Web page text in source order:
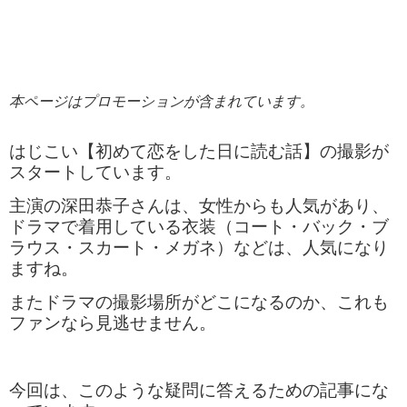
本ページはプロモーションが含まれています。
はじこい【初めて恋をした日に読む話】の撮影が
スタートしています。
主演の深田恭子さんは、女性からも人気があり、
ドラマで着用している衣装（コート・バック・ブ
ラウス・スカート・メガネ）などは、人気になり
ますね。
またドラマの撮影場所がどこになるのか、これも
ファンなら見逃せません。
今回は、このような疑問に答えるための記事にな